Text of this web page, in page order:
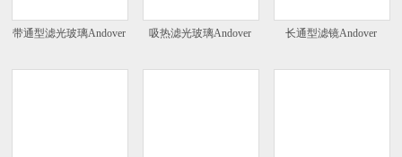
带通型滤光玻璃Andover 吸热滤光玻璃Andover 长通型滤镜Andover